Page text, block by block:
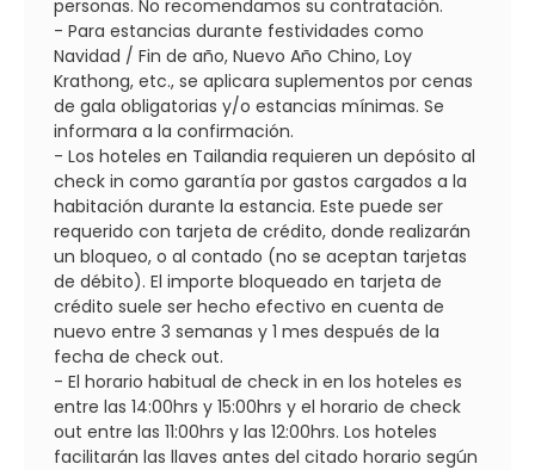
personas. No recomendamos su contratación.
- Para estancias durante festividades como
Navidad / Fin de año, Nuevo Año Chino, Loy
Krathong, etc., se aplicara suplementos por cenas
de gala obligatorias y/o estancias mínimas. Se
informara a la confirmación.
- Los hoteles en Tailandia requieren un depósito al
check in como garantía por gastos cargados a la
habitación durante la estancia. Este puede ser
requerido con tarjeta de crédito, donde realizarán
un bloqueo, o al contado (no se aceptan tarjetas
de débito). El importe bloqueado en tarjeta de
crédito suele ser hecho efectivo en cuenta de
nuevo entre 3 semanas y 1 mes después de la
fecha de check out.
- El horario habitual de check in en los hoteles es
entre las 14:00hrs y 15:00hrs y el horario de check
out entre las 11:00hrs y las 12:00hrs. Los hoteles
facilitarán las llaves antes del citado horario según